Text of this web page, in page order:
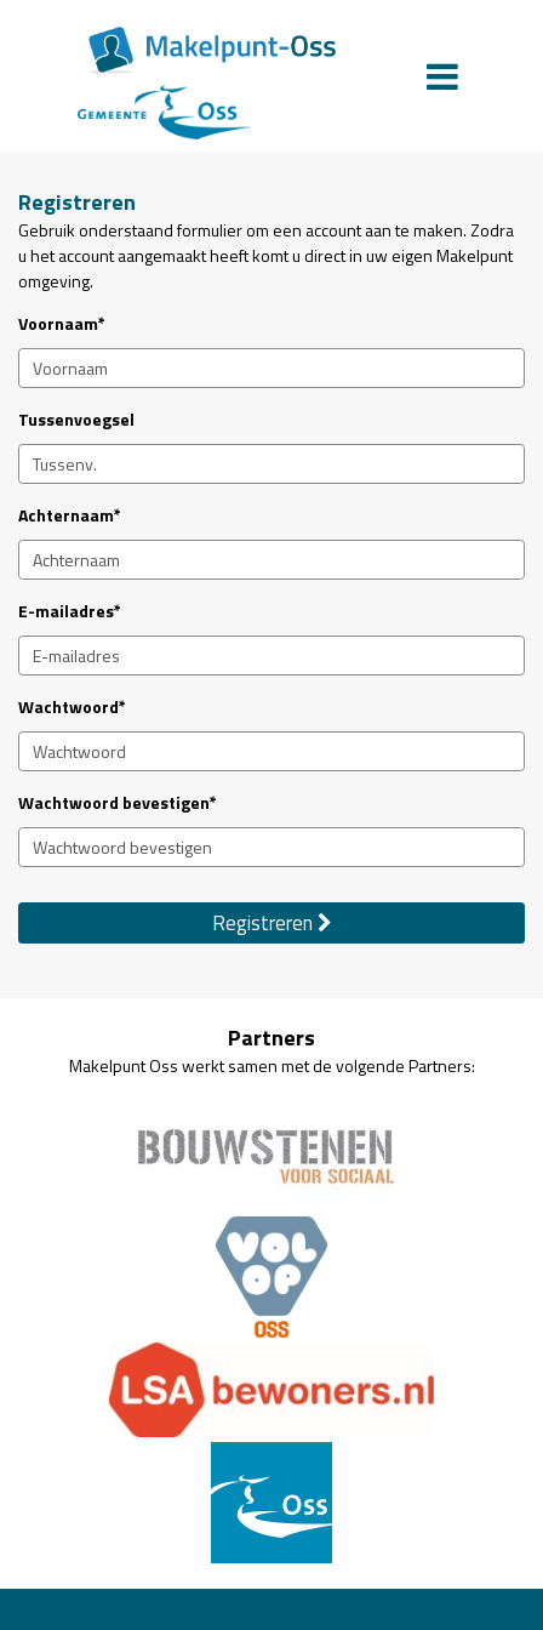
Registreren
Gebruik onderstaand formulier om een account aan te maken. Zodra
u het account aangemaakt heeft komt u direct in uw eigen Makelpunt
omgeving.
Voornaam*
Tussenvoegsel
Achternaam*
E-mailadres*
Wachtwoord*
Wachtwoord bevestigen*
Registreren
Partners
Makelpunt Oss werkt samen met de volgende Partners: